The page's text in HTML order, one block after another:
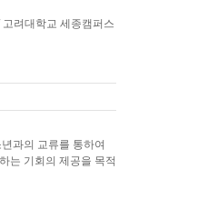
려대학교 세종캠퍼스
과의 교류를 통하여
는 기회의 제공을 목적